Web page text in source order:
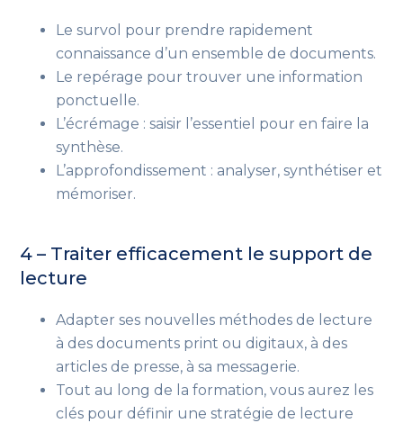
Le survol pour prendre rapidement
connaissance d’un ensemble de documents.
Le repérage pour trouver une information
ponctuelle.
L’écrémage : saisir l’essentiel pour en faire la
synthèse.
L’approfondissement : analyser, synthétiser et
mémoriser.
4 – Traiter efficacement le support de
lecture
Adapter ses nouvelles méthodes de lecture
à des documents print ou digitaux, à des
articles de presse, à sa messagerie.
Tout au long de la formation, vous aurez les
clés pour définir une stratégie de lecture